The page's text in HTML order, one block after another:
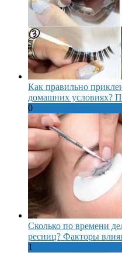
Как правильно
домашних условиях?
0
Сколько по времени
ресниц? Факторы
1